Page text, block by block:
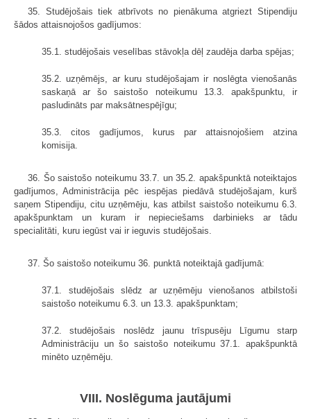
35. Studējošais tiek atbrīvots no pienākuma atgriezt Stipendiju
šādos attaisnojošos gadījumos:
35.1. studējošais veselības stāvokļa dēļ zaudēja darba spējas;
35.2. uzņēmējs, ar kuru studējošajam ir noslēgta vienošanās
saskaņā ar šo saistošo noteikumu 13.3. apakšpunktu, ir
pasludināts par maksātnespējīgu;
35.3. citos gadījumos, kurus par attaisnojošiem atzina
komisija.
36. Šo saistošo noteikumu 33.7. un 35.2. apakšpunktā noteiktajos
gadījumos, Administrācija pēc iespējas piedāvā studējošajam, kurš
saņem Stipendiju, citu uzņēmēju, kas atbilst saistošo noteikumu 6.3.
apakšpunktam un kuram ir nepieciešams darbinieks ar tādu
specialitāti, kuru iegūst vai ir ieguvis studējošais.
37. Šo saistošo noteikumu 36. punktā noteiktajā gadījumā:
37.1. studējošais slēdz ar uzņēmēju vienošanos atbilstoši
saistošo noteikumu 6.3. un 13.3. apakšpunktam;
37.2. studējošais noslēdz jaunu trīspusēju Līgumu starp
Administrāciju un šo saistošo noteikumu 37.1. apakšpunktā
minēto uzņēmēju.
VIII. Noslēguma jautājumi